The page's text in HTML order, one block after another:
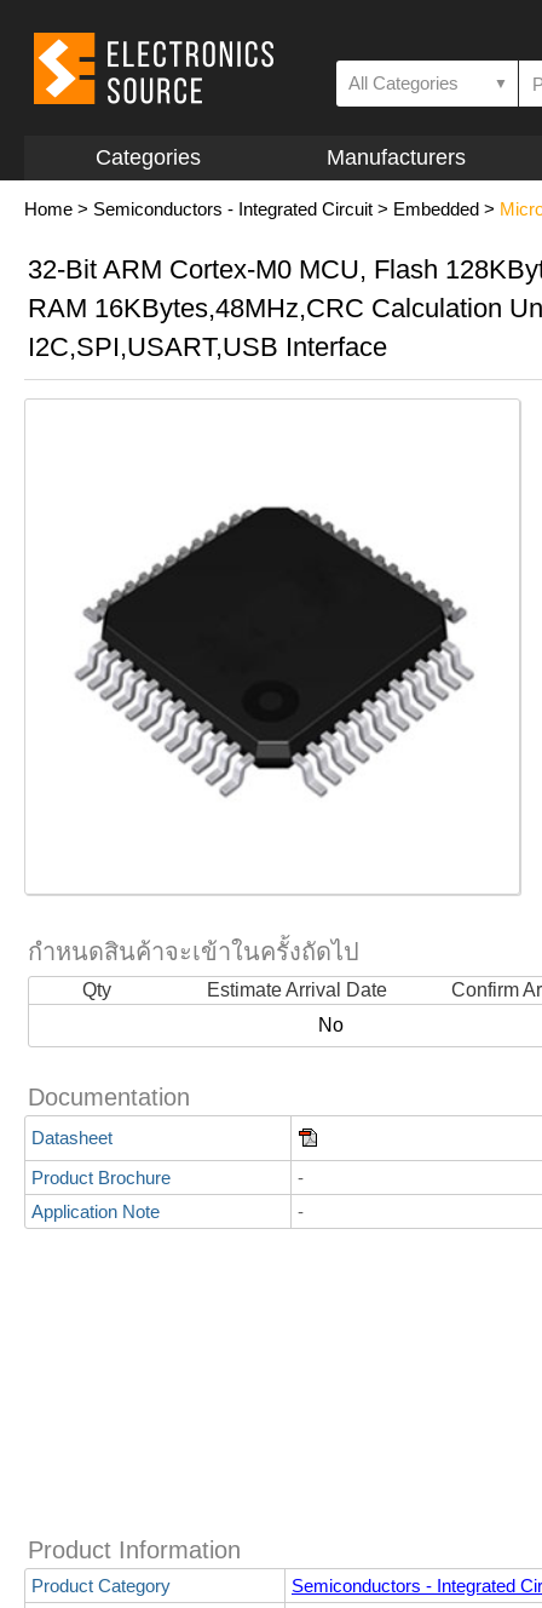
All Categories ▼
Categories Manufacturers
Home > Semiconductors - Integrated Circuit > Embedded >
32-Bit ARM Cortex-M0 MCU, Flash
RAM 16KBytes,48MHz,CRC Calculation
I2C,SPI,USART,USB Interface
กำหนดสินค้าจะเข้าในครั้งถัดไป
Qty Estimate Arrival Date
Confirm
No
Documentation
Datasheet
Product Brochure
-
Application Note
-
Product Information
Product Category
Semiconductors - Integrated